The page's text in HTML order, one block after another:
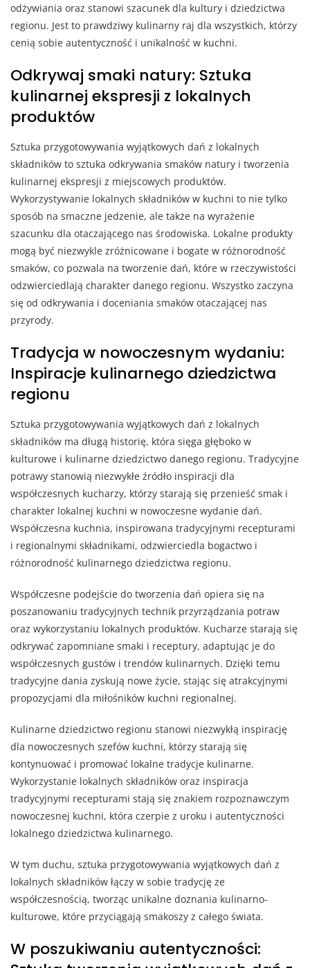
odżywiania oraz stanowi szacunek dla kultury i dziedzictwa
regionu. Jest to prawdziwy kulinarny raj dla wszystkich, którzy
cenią sobie autentyczność i unikalność w kuchni.
Odkrywaj smaki natury: Sztuka
kulinarnej ekspresji z lokalnych
produktów
Sztuka przygotowywania wyjątkowych dań z lokalnych
składników to sztuka odkrywania smaków natury i tworzenia
kulinarnej ekspresji z miejscowych produktów.
Wykorzystywanie lokalnych składników w kuchni to nie tylko
sposób na smaczne jedzenie, ale także na wyrażenie
szacunku dla otaczającego nas środowiska. Lokalne produkty
mogą być niezwykle zróżnicowane i bogate w różnorodność
smaków, co pozwala na tworzenie dań, które w rzeczywistości
odzwierciedlają charakter danego regionu. Wszystko zaczyna
się od odkrywania i doceniania smaków otaczającej nas
przyrody.
Tradycja w nowoczesnym wydaniu:
Inspiracje kulinarnego dziedzictwa
regionu
Sztuka przygotowywania wyjątkowych dań z lokalnych
składników ma długą historię, która sięga głęboko w
kulturowe i kulinarne dziedzictwo danego regionu. Tradycyjne
potrawy stanowią niezwykłe źródło inspiracji dla
współczesnych kucharzy, którzy starają się przenieść smak i
charakter lokalnej kuchni w nowoczesne wydanie dań.
Współczesna kuchnia, inspirowana tradycyjnymi recepturami
i regionalnymi składnikami, odzwierciedla bogactwo i
różnorodność kulinarnego dziedzictwa regionu.
Współczesne podejście do tworzenia dań opiera się na
poszanowaniu tradycyjnych technik przyrządzania potraw
oraz wykorzystaniu lokalnych produktów. Kucharze starają się
odkrywać zapomniane smaki i receptury, adaptując je do
współczesnych gustów i trendów kulinarnych. Dzięki temu
tradycyjne dania zyskują nowe życie, stając się atrakcyjnymi
propozycjami dla miłośników kuchni regionalnej.
Kulinarne dziedzictwo regionu stanowi niezwykłą inspirację
dla nowoczesnych szefów kuchni, którzy starają się
kontynuować i promować lokalne tradycje kulinarne.
Wykorzystanie lokalnych składników oraz inspiracja
tradycyjnymi recepturami stają się znakiem rozpoznawczym
nowoczesnej kuchni, która czerpie z uroku i autentyczności
lokalnego dziedzictwa kulinarnego.
W tym duchu, sztuka przygotowywania wyjątkowych dań z
lokalnych składników łączy w sobie tradycję ze
współczesnością, tworząc unikalne doznania kulinarno-
kulturowe, które przyciągają smakoszy z całego świata.
W poszukiwaniu autentyczności: